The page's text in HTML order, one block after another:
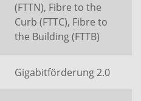
(FTTN), Fibre to the
Curb (FTTC), Fibre to
the Building (FTTB)
Gigabitförderung 2.0